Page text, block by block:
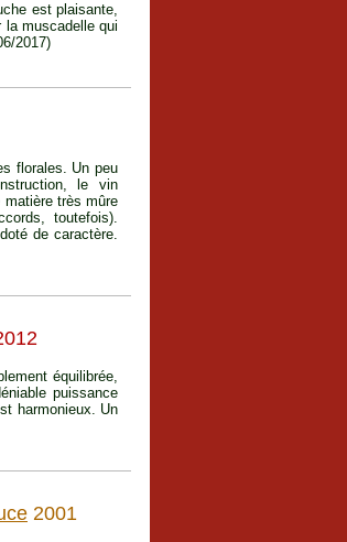
est plaisante,
la muscadelle qui
2017)
florales. Un peu
le vin
très mûre
toutefois).
de caractère.
équilibrée,
puissance
harmonieux. Un
2001